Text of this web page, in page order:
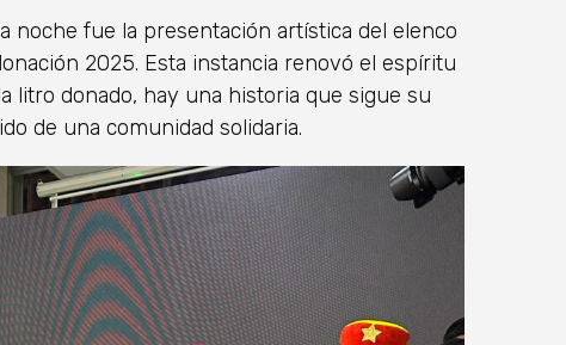
noche fue la presentación artística del elenco
2025. Esta instancia renovó el espíritu
litro donado, hay una historia que sigue su
de una comunidad solidaria.